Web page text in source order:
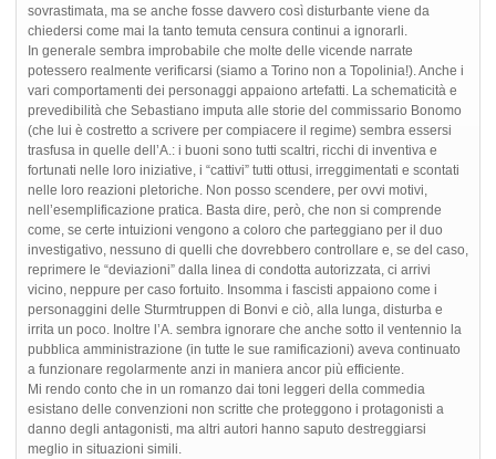
sovrastimata, ma se anche fosse davvero così disturbante viene da
chiedersi come mai la tanto temuta censura continui a ignorarli.
In generale sembra improbabile che molte delle vicende narrate
potessero realmente verificarsi (siamo a Torino non a Topolinia!). Anche i
vari comportamenti dei personaggi appaiono artefatti. La schematicità e
prevedibilità che Sebastiano imputa alle storie del commissario Bonomo
(che lui è costretto a scrivere per compiacere il regime) sembra essersi
trasfusa in quelle dell’A.: i buoni sono tutti scaltri, ricchi di inventiva e
fortunati nelle loro iniziative, i “cattivi” tutti ottusi, irreggimentati e scontati
nelle loro reazioni pletoriche. Non posso scendere, per ovvi motivi,
nell’esemplificazione pratica. Basta dire, però, che non si comprende
come, se certe intuizioni vengono a coloro che parteggiano per il duo
investigativo, nessuno di quelli che dovrebbero controllare e, se del caso,
reprimere le “deviazioni” dalla linea di condotta autorizzata, ci arrivi
vicino, neppure per caso fortuito. Insomma i fascisti appaiono come i
personaggini delle Sturmtruppen di Bonvi e ciò, alla lunga, disturba e
irrita un poco. Inoltre l’A. sembra ignorare che anche sotto il ventennio la
pubblica amministrazione (in tutte le sue ramificazioni) aveva continuato
a funzionare regolarmente anzi in maniera ancor più efficiente.
Mi rendo conto che in un romanzo dai toni leggeri della commedia
esistano delle convenzioni non scritte che proteggono i protagonisti a
danno degli antagonisti, ma altri autori hanno saputo destreggiarsi
meglio in situazioni simili.